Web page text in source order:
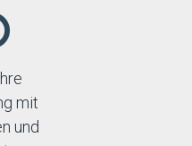
mit
und